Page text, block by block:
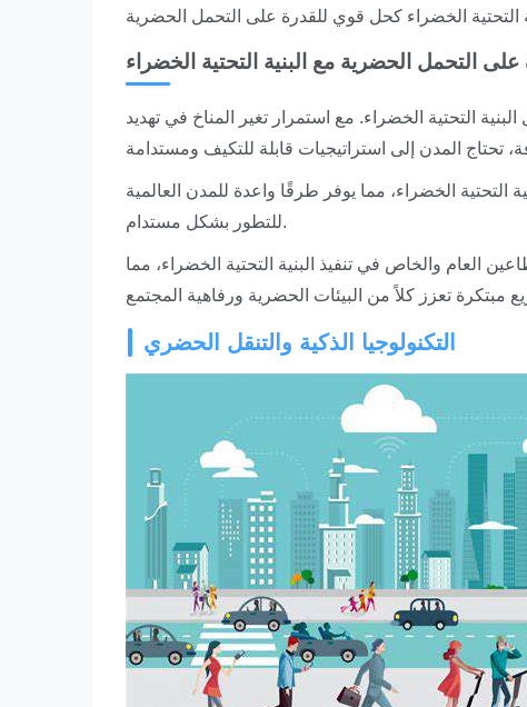
التحمل الحضرية مع البنية التحتية الخضراء
التحتية الخضراء. مع استمرار تغير المناخ في تهديد
الخضراء، مما يوفر طرقًا واعدة للمدن العالمية
للتطور بشكل مستدام.
العام والخاص في تنفيذ البنية التحتية الخضراء، مما
التكنولوجيا الذكية والتنقل الحضري